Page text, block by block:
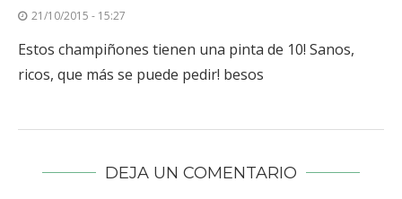
21/10/2015 - 15:27
Estos champiñones tienen una pinta de 10! Sanos,
ricos, que más se puede pedir! besos
DEJA UN COMENTARIO